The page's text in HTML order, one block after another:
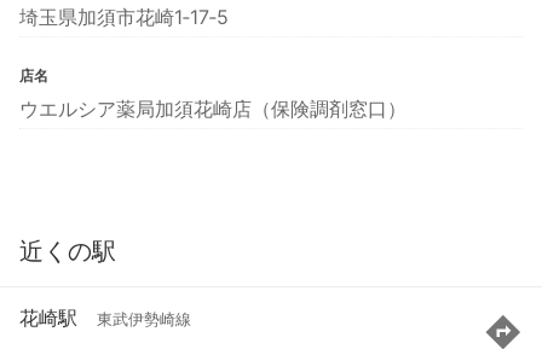
埼玉県加須市花崎1‐17‐5
店名
ウエルシア薬局加須花崎店（保険調剤窓口）
近くの駅
花崎駅 東武伊勢崎線